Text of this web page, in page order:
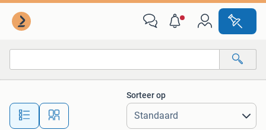
Alle afstanden…
Sorteer op